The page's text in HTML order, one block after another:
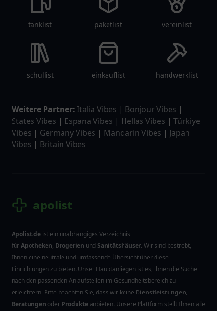
tanklist paketlist vereinlist
schullist einkauflist handwerklist
Weitere Partner: Italia Vibes | Bonjour Vibes |
States Vibes | Espana Vibes | Hellas Vibes | Türkiye
Vibes | Germany Vibes | Mandarin Vibes | Japan
Vibes | Britain Vibes
apolist
Apolist.de ist ein unabhängiges Verzeichnis
fürApotheken, Drogerien und Sanitätshäuser. Wir sind bestrebt,
Ihnen eine neutrale und umfassende Übersicht über diese
Einrichtungen zu bieten. Unser Hauptanliegen ist es, Ihnen die Suche
nach den passenden Anlaufstellen im Gesundheitsbereich zu
erleichtern. Bitte beachten Sie, dass wir keine Dienstleistungen,
Beratungen oder Produkte anbieten. Unsere Plattform stellt Ihnen alle